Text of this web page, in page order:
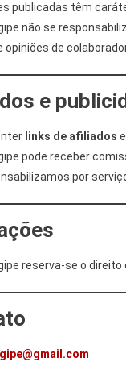
publicadas têm
não se
opiniões de
e
links de afiliados e
pode receber
por
reserva-se o